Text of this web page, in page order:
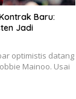
Baru:
Jadi
optimistis datang
Mainoo. Usai